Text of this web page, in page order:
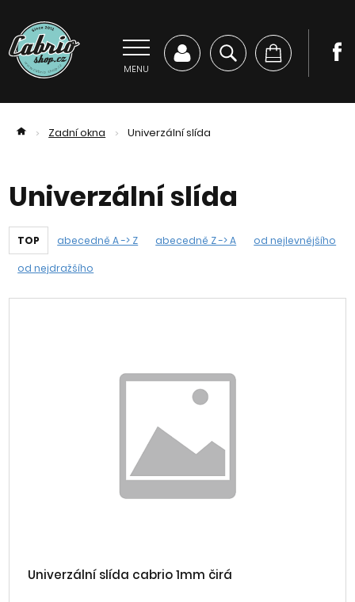
MENU
> Zadní okna > Univerzální slída
Univerzální slída
TOP abecedně A -> Z abecedně Z -> A od nejlevnějšího
od nejdražšího
Univerzální slída cabrio 1mm čirá